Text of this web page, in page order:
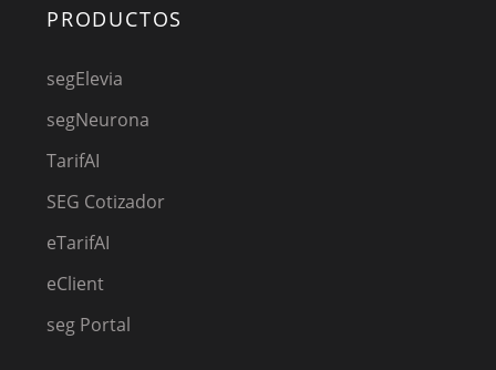
PRODUCTOS
segElevia
segNeurona
TarifAI
SEG Cotizador
eTarifAI
eClient
seg Portal